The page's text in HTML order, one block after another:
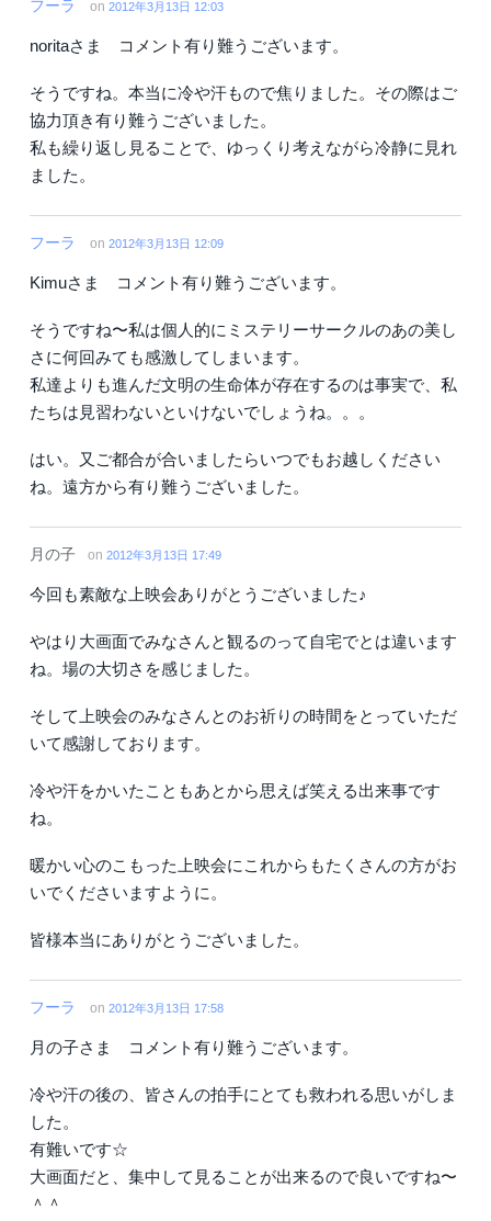
フーラ on 2012年3月13日 12:03
noritaさま コメント有り難うございます。
そうですね。本当に冷や汗もので焦りました。その際はご
協力頂き有り難うございました。
私も繰り返し見ることで、ゆっくり考えながら冷静に見れ
ました。
フーラ on 2012年3月13日 12:09
Kimuさま コメント有り難うございます。
そうですね〜私は個人的にミステリーサークルのあの美し
さに何回みても感激してしまいます。
私達よりも進んだ文明の生命体が存在するのは事実で、私
たちは見習わないといけないでしょうね。。。
はい。又ご都合が合いましたらいつでもお越しください
ね。遠方から有り難うございました。
月の子 on 2012年3月13日 17:49
今回も素敵な上映会ありがとうございました♪
やはり大画面でみなさんと観るのって自宅でとは違います
ね。場の大切さを感じました。
そして上映会のみなさんとのお祈りの時間をとっていただ
いて感謝しております。
冷や汗をかいたこともあとから思えば笑える出来事です
ね。
暖かい心のこもった上映会にこれからもたくさんの方がお
いでくださいますように。
皆様本当にありがとうございました。
フーラ on 2012年3月13日 17:58
月の子さま コメント有り難うございます。
冷や汗の後の、皆さんの拍手にとても救われる思いがしま
した。
有難いです☆
大画面だと、集中して見ることが出来るので良いですね〜
＾＾